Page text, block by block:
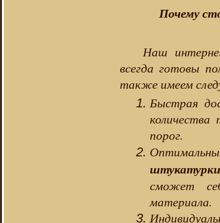
Почему
Наш
всегда готовы
также имеем
Быстрая
порог.
штукатурки
сможет
материала.